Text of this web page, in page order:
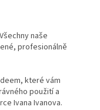
naše
profesionálně
které vám
použití a
Ivana Ivanova.